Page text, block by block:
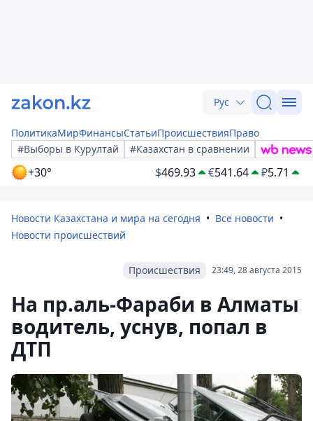
Рус
ПолитикаМирФинансыСтатьиПроисшествияПраво
#Выборы в Курултай
#Казахстан в сравнении
+30° $469.93 €541.64 ₽5.71
Новости Казахстана и мира на сегодня
Все новости
Новости происшествий
23:49, 28 августа 2015
Происшествия
На пр.аль-Фараби в Алматы
водитель, уснув, попал в
ДТП